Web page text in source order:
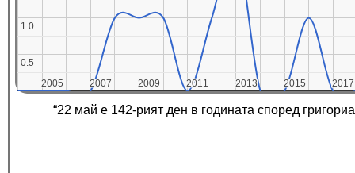
2005
2005 2007
2007 2009
2009 2011
2011 2013
2013 2015
2015 2017
2017
0.5
0.5
1.0
1.0
“22 май е 142-рият ден в годината според